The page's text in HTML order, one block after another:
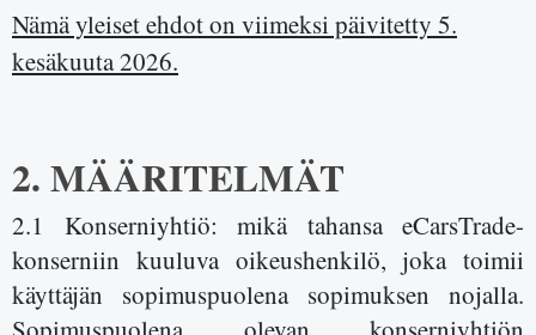
Nämä yleiset ehdot on viimeksi päivitetty 5.
kesäkuuta 2026.
2. MÄÄRITELMÄT
2.1 Konserniyhtiö: mikä tahansa eCarsTrade-
konserniin kuuluva oikeushenkilö, joka toimii
käyttäjän sopimuspuolena sopimuksen nojalla.